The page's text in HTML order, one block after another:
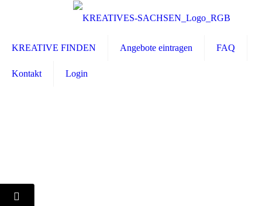
KREATIVE FINDEN Angebote eintragen FAQ
Kontakt Login